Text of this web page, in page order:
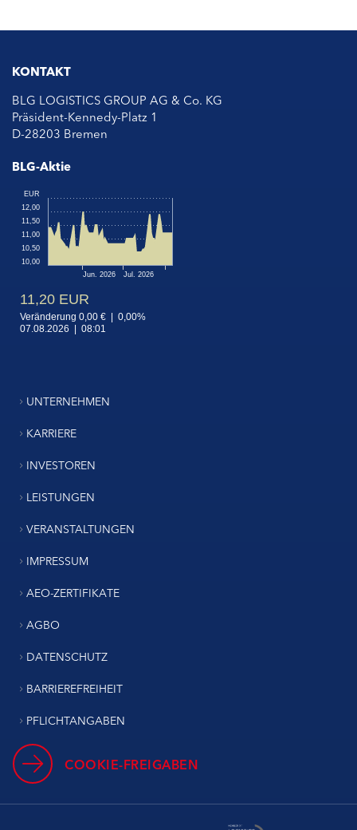
KONTAKT
BLG LOGISTICS GROUP AG & Co. KG
Präsident-Kennedy-Platz 1
D-28203 Bremen
BLG-Aktie
UNTERNEHMEN
KARRIERE
INVESTOREN
LEISTUNGEN
VERANSTALTUNGEN
IMPRESSUM
AEO-ZERTIFIKATE
AGBO
DATENSCHUTZ
BARRIEREFREIHEIT
PFLICHTANGABEN
COOKIE-FREIGABEN